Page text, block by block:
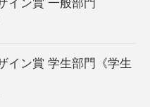
イン賞 一般部門
イン賞 学生部門《学生